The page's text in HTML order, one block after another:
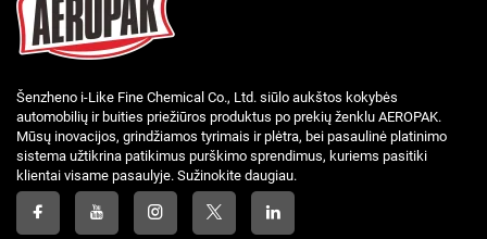
Šenzheno i-Like Fine Chemical Co., Ltd. siūlo aukštos kokybės
automobilių ir buities priežiūros produktus po prekių ženklu AEROPAK.
Mūsų inovacijos, grindžiamos tyrimais ir plėtra, bei pasaulinė platinimo
sistema užtikrina patikimus purškimo sprendimus, kuriems pasitiki
klientai visame pasaulyje. Sužinokite daugiau.